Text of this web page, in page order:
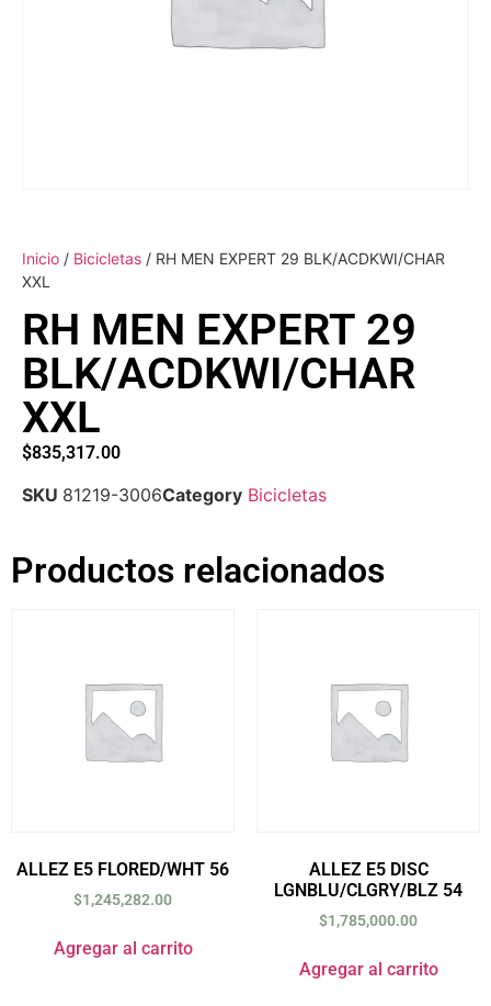
Inicio / Bicicletas / RH MEN EXPERT 29 BLK/ACDKWI/CHAR
XXL
RH MEN EXPERT 29
BLK/ACDKWI/CHAR
XXL
$835,317.00
SKU 81219-3006Category Bicicletas
Productos relacionados
ALLEZ E5 FLORED/WHT 56
$1,245,282.00
Agregar al carrito
ALLEZ E5 DISC
LGNBLU/CLGRY/BLZ 54
$1,785,000.00
Agregar al carrito